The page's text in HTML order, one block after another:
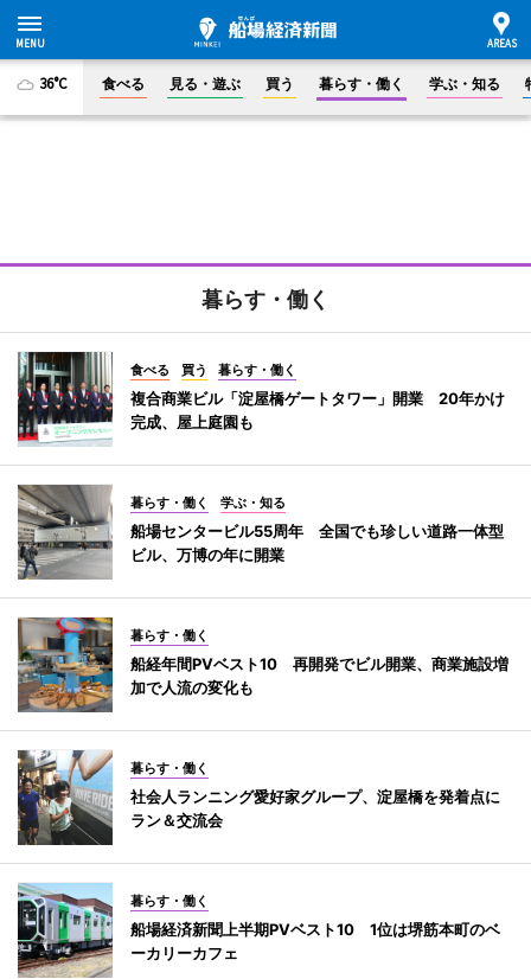
36°C 食べる 見る・遊ぶ 買う 暮らす・働く 学ぶ・知る
暮らす・働く
食べる 買う 暮らす・働く
複合商業ビル「淀屋橋ゲートタワー」開業 20年かけ
完成、屋上庭園も
暮らす・働く 学ぶ・知る
船場センタービル55周年 全国でも珍しい道路一体型
ビル、万博の年に開業
暮らす・働く
船経年間PVベスト10 再開発でビル開業、商業施設増
加で人流の変化も
暮らす・働く
社会人ランニング愛好家グループ、淀屋橋を発着点に
ラン＆交流会
暮らす・働く
船場経済新聞上半期PVベスト10 1位は堺筋本町のベ
ーカリーカフェ